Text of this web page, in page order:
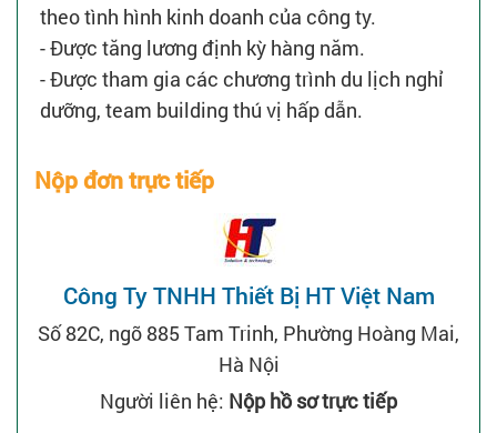
theo tình hình kinh doanh của công ty.
- Được tăng lương định kỳ hàng năm.
- Được tham gia các chương trình du lịch nghỉ
dưỡng, team building thú vị hấp dẫn.
Nộp đơn trực tiếp
Công Ty TNHH Thiết Bị HT Việt Nam
Số 82C, ngõ 885 Tam Trinh, Phường Hoàng Mai,
Hà Nội
Người liên hệ: Nộp hồ sơ trực tiếp